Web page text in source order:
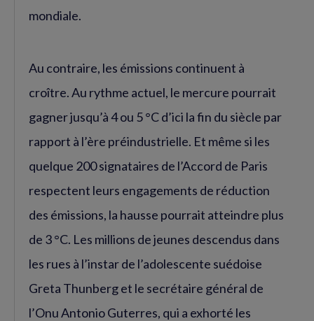
mondiale.
Au contraire, les émissions continuent à
croître. Au rythme actuel, le mercure pourrait
gagner jusqu’à 4 ou 5 °C d’ici la fin du siècle par
rapport à l’ère préindustrielle. Et même si les
quelque 200 signataires de l’Accord de Paris
respectent leurs engagements de réduction
des émissions, la hausse pourrait atteindre plus
de 3 °C. Les millions de jeunes descendus dans
les rues à l’instar de l’adolescente suédoise
Greta Thunberg et le secrétaire général de
l’Onu Antonio Guterres, qui a exhorté les